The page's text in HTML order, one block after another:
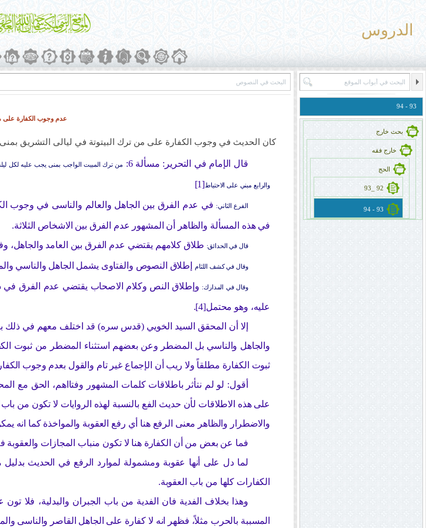
الدروس
93 - 94
بحث خارج
خارج فقه
الحج
92 _93
93 - 94
عدم وجوب الكفارة على من
كان الحديث في وجوب الكفارة على من ترك البيتوتة في ليالى التشريق
قال الإمام في التحرير: مسألة 6: من ترك المبيت الواجب بمنى يجب عليه لكل
والرابع مبني على الاحتياط [1]
الفرع الثاني: في عدم الفرق بين الجاهل والعالم والناسى في وجوب
في هذه المسألة والظاهر أن المشهور عدم الفرق بين الاشخاص الثلاثة.
قال في الحدائق: طلاق كلامهم يقتضي عدم الفرق بين العامد والجاهل،
وقال في كشف اللثام إطلاق النصوص والفتاوى يشمل الجاهل والناسي
وقال في المدارك: وإطلاق النص وكلام الاصحاب يقتضي عدم الفرق في
عليه، وهو محتمل[4].
إلا أن المحقق السيد الخويي (قدس سره) قد اختلف معهم في ذلك
والجاهل والناسي بل المضطر وعن بعضهم استثناء المضطر من ثبوت
ثبوت الكفارة مطلقاً ولا ريب أن الإجماع غير تام والقول بعدم وجوب
أقول: لو لم نتأثر باطلاقات كلمات المشهور وفتااهم، الحق
على هذه الاطلاقات لأن حديث الفع بالنسبة لهذه الروايات لا تكون من
والاضطرار والظاهر معنى الرفع هنا أي رفع العقوبة والمواخذة كما
فما عن بعض من أن الكفارة هنا لا تكون منباب المجازات
لما دل على أنها عقوبة ومشمولة لموارد الرفع في الحديث
الكفارات كلها من باب العقوبة.
وهذا بخلاف الفدية فان الفدية من باب الجبران والبدلية، فلا
المسببة بالحرب مثلاً، فظهر انه لا كفارة على الجاهل القاصر والناسى